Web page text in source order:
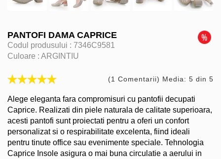
PANTOFI DAMA CAPRICE
Codul produsului : 7346C9581
Culoare : ARGINTIU
(1 Comentarii) Media: 5 din 5
Alege eleganta fara compromisuri cu pantofii decupati
Caprice. Realizati din piele naturala de calitate superioara,
acesti pantofi sunt proiectati pentru a oferi un confort
personalizat si o respirabilitate excelenta, fiind ideali
pentru tinute office sau evenimente speciale. Tehnologia
Caprice Insole asigura o mai buna circulatie a aerului in